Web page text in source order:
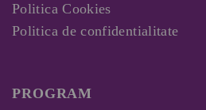
Politica Cookies
Politica de confidentialitate
PROGRAM